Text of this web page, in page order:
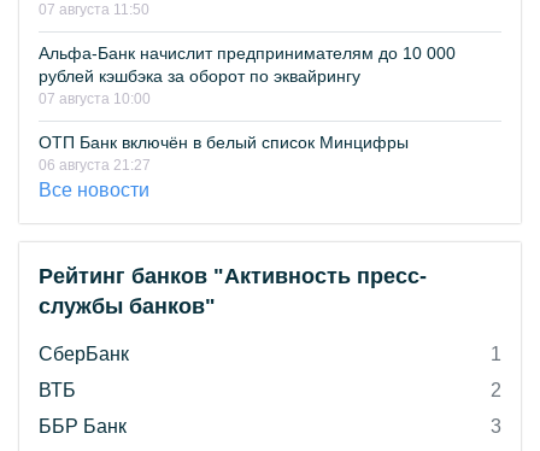
07 августа 11:50
Альфа-Банк начислит предпринимателям до 10 000
рублей кэшбэка за оборот по эквайрингу
07 августа 10:00
ОТП Банк включён в белый список Минцифры
06 августа 21:27
Все новости
Рейтинг банков "Активность пресс-
службы банков"
СберБанк
1
ВТБ
2
ББР Банк
3